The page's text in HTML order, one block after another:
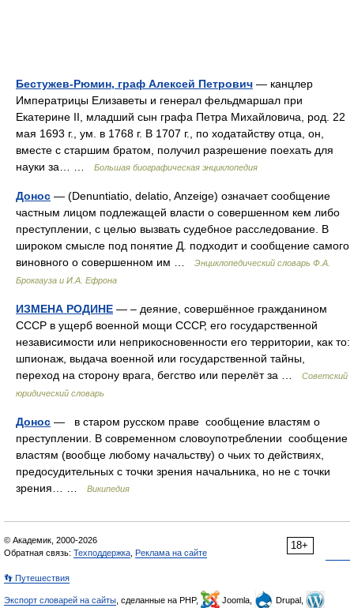
Бестужев-Рюмин, граф Алексей Петрович — канцлер
Императрицы Елизаветы и генерал фельдмаршал при
Екатерине II, младший сын графа Петра Михайловича, род. 22
мая 1693 г., ум. в 1768 г. В 1707 г., по ходатайству отца, он,
вместе с старшим братом, получил разрешение поехать для
науки за… …
Большая биографическая энциклопедия
Донос — (Denuntiatio, delatio, Anzeige) означает сообщение
частным лицом подлежащей власти о совершенном кем либо
преступлении, с целью вызвать судебное расследование. В
широком смысле под понятие Д. подходит и сообщение самого
виновного о совершенном им …
Энциклопедический словарь Ф.А.
Брокгауза и И.А. Ефрона
ИЗМЕНА РОДИНЕ — – деяние, совершённое гражданином
СССР в ущерб военной мощи СССР, его государственной
независимости или неприкосновенности его территории, как то:
шпионаж, выдача военной или государственной тайны,
переход на сторону врага, бегство или перелёт за …
Советский
юридический словарь
Донос — в старом русском праве сообщение властям о
преступлении. В современном словоупотреблении сообщение
властям (вообще любому начальству) о чьих то действиях,
предосудительных с точки зрения начальника, но не с точки
зрения… …
Википедия
18+
© Академик, 2000-2026
Обратная связь: Техподдержка Реклама на сайте
👣 Путешествия
Экспорт словарей на сайты , сделанные на PHP, Joomla, Drupal,